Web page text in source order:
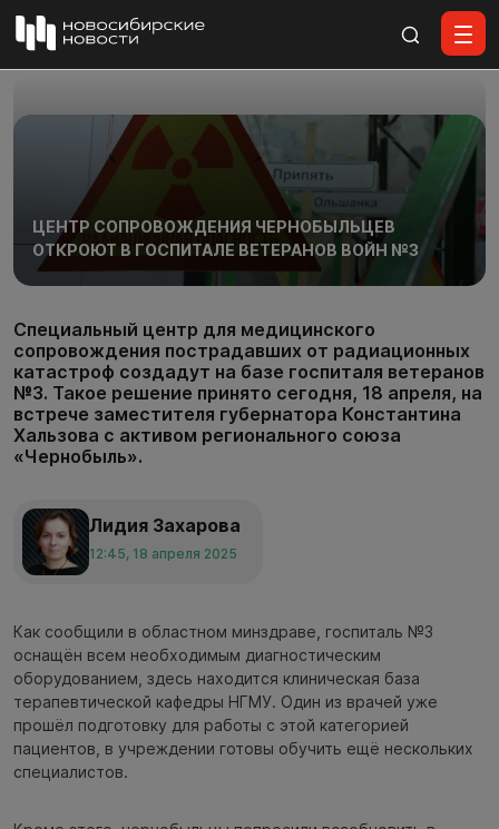
ЦЕНТР СОПРОВОЖДЕНИЯ ЧЕРНОБЫЛЬЦЕВ
ОТКРОЮТ В ГОСПИТАЛЕ ВЕТЕРАНОВ ВОЙН №3
Специальный центр для медицинского
сопровождения пострадавших от радиационных
катастроф создадут на базе госпиталя ветеранов
№3. Такое решение принято сегодня, 18 апреля, на
встрече заместителя губернатора Константина
Хальзова с активом регионального союза
«Чернобыль».
Лидия Захарова
12:45, 18 апреля 2025
Как сообщили в областном минздраве, госпиталь №3
оснащён всем необходимым диагностическим
оборудованием, здесь находится клиническая база
терапевтической кафедры НГМУ. Один из врачей уже
прошёл подготовку для работы с этой категорией
пациентов, в учреждении готовы обучить ещё нескольких
специалистов.